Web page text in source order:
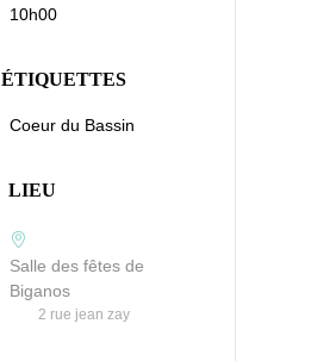
10h00
ÉTIQUETTES
Coeur du Bassin
LIEU
Salle des fêtes de
Biganos
2 rue jean zay